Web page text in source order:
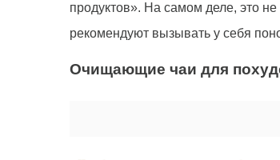
продуктов». На самом деле, это
рекомендуют вызывать у себя
Очищающие чаи для